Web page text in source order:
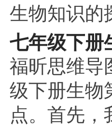
生物知识的
七年级下册
福昕思维导
级下册生物
点。首先，